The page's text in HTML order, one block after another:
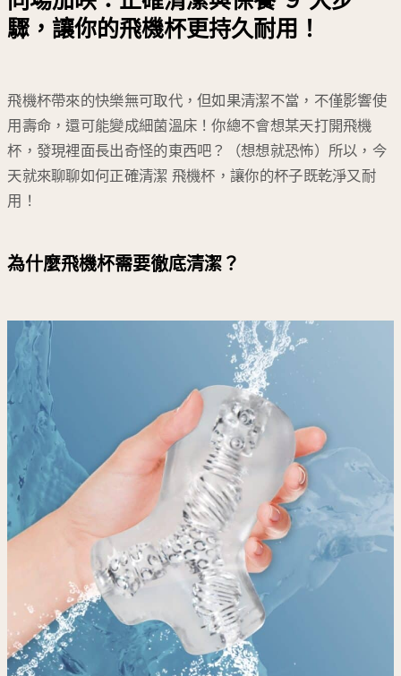
驟，讓你的飛機杯更持久耐用！
飛機杯帶來的快樂無可取代，但如果清潔不當，不僅影響使
用壽命，還可能變成細菌溫床！你總不會想某天打開飛機
杯，發現裡面長出奇怪的東西吧？（想想就恐怖）所以，今
天就來聊聊如何正確清潔 飛機杯，讓你的杯子既乾淨又耐
用！
為什麼飛機杯需要徹底清潔？